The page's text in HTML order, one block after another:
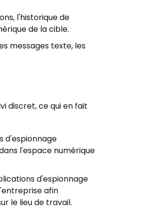
l'historique de
de la cible.
messages texte, les
discret, ce qui en fait
d'espionnage
l'espace numérique
d'espionnage
afin
le lieu de travail.